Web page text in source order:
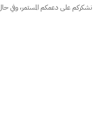
نشكركم على دعمكم المستمر، وفي